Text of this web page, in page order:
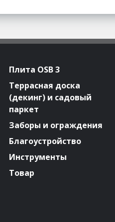
Плита OSB 3
Террасная доска
(декинг) и садовый
паркет
Заборы и ограждения
Благоустройство
Инструменты
Товар